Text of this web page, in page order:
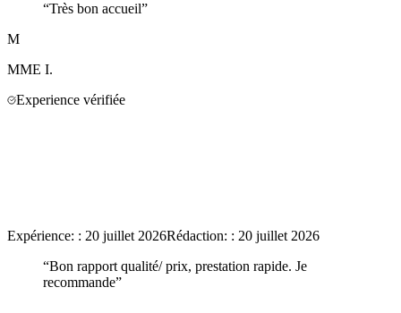
“Très bon accueil”
M
MME I.
Experience vérifiée
Expérience: : 20 juillet 2026Rédaction: : 20 juillet 2026
“Bon rapport qualité/ prix, prestation rapide. Je
recommande”